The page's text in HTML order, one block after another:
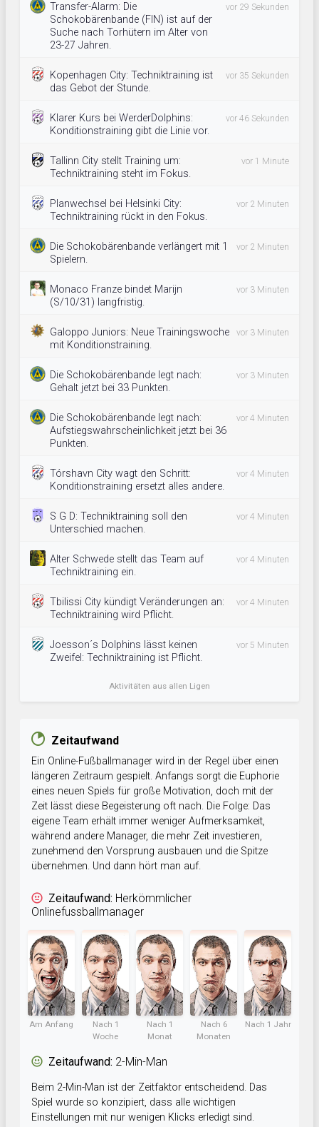
Transfer-Alarm: Die
Schokobärenbande (FIN) ist auf der
Suche nach Torhütern im Alter von
23-27 Jahren.
vor 29 Sekunden
Kopenhagen City: Techniktraining ist
das Gebot der Stunde.
vor 35 Sekunden
Klarer Kurs bei WerderDolphins:
Konditionstraining gibt die Linie vor.
vor 46 Sekunden
Tallinn City stellt Training um:
Techniktraining steht im Fokus.
vor 1 Minute
Planwechsel bei Helsinki City:
Techniktraining rückt in den Fokus.
vor 2 Minuten
Die Schokobärenbande verlängert mit 1
Spielern.
vor 2 Minuten
Monaco Franze bindet Marijn
(S/10/31) langfristig.
vor 3 Minuten
Galoppo Juniors: Neue Trainingswoche
mit Konditionstraining.
vor 3 Minuten
Die Schokobärenbande legt nach:
Gehalt jetzt bei 33 Punkten.
vor 3 Minuten
Die Schokobärenbande legt nach:
Aufstiegswahrscheinlichkeit jetzt bei 36
Punkten.
vor 4 Minuten
Tórshavn City wagt den Schritt:
Konditionstraining ersetzt alles andere.
vor 4 Minuten
S G D: Techniktraining soll den
Unterschied machen.
vor 4 Minuten
Alter Schwede stellt das Team auf
Techniktraining ein.
vor 4 Minuten
Tbilissi City kündigt Veränderungen an:
Techniktraining wird Pflicht.
vor 4 Minuten
Joesson´s Dolphins lässt keinen
Zweifel: Techniktraining ist Pflicht.
vor 5 Minuten
Aktivitäten aus allen Ligen
Zeitaufwand
Ein Online-Fußballmanager wird in der Regel über einen
längeren Zeitraum gespielt. Anfangs sorgt die Euphorie
eines neuen Spiels für große Motivation, doch mit der
Zeit lässt diese Begeisterung oft nach. Die Folge: Das
eigene Team erhält immer weniger Aufmerksamkeit,
während andere Manager, die mehr Zeit investieren,
zunehmend den Vorsprung ausbauen und die Spitze
übernehmen. Und dann hört man auf.
Zeitaufwand: Herkömmlicher
Onlinefussballmanager
Am Anfang
Nach 1
Woche
Nach 1
Monat
Nach 6
Monaten
Nach 1 Jahr
Zeitaufwand: 2-Min-Man
Beim 2-Min-Man ist der Zeitfaktor entscheidend. Das
Spiel wurde so konzipiert, dass alle wichtigen
Einstellungen mit nur wenigen Klicks erledigt sind.